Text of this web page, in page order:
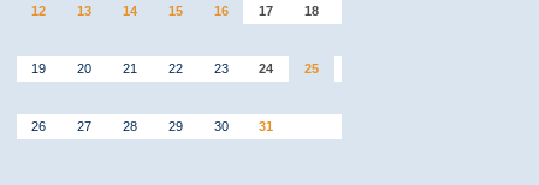
12 13 14 15 16 17 18
19 20 21 22 23 24 25
26 27 28 29 30 31